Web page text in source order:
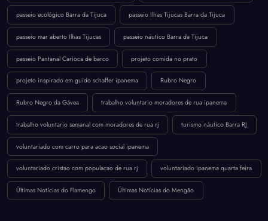
passeio ecológico Barra da Tijuca passeio Ilhas Tijucas Barra da Tijuca
passeio mar aberto Ilhas Tijucas passeio náutico Barra da Tijuca
passeio Pantanal Carioca de barco projeto comida no prato
projeto inspirado em guido schaffer ipanema Rubro Negro
Rubro Negro da Gávea trabalho voluntario moradores de rua ipanema
trabalho voluntario semanal com moradores de rua rj turismo náutico Barra RJ
voluntariado com carro para acao social ipanema
voluntariado cristao com populacao de rua rj voluntariado ipanema quarta feira
Últimas Notícias do Flamengo Últimas Notícias do Mengão